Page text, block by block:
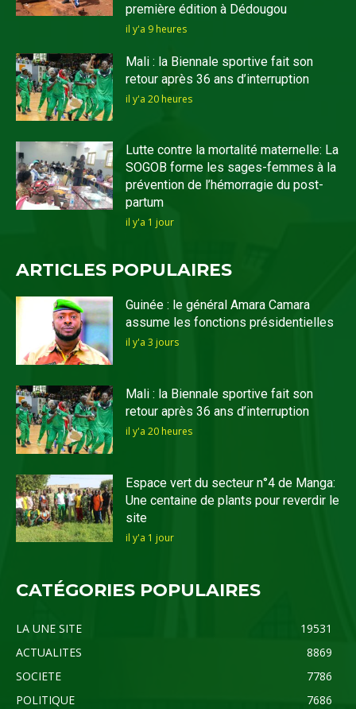
première édition à Dédougou
il y'a 9 heures
Mali : la Biennale sportive fait son
retour après 36 ans d’interruption
il y'a 20 heures
Lutte contre la mortalité maternelle: La
SOGOB forme les sages-femmes à la
prévention de l’hémorragie du post-
partum
il y'a 1 jour
ARTICLES POPULAIRES
Guinée : le général Amara Camara
assume les fonctions présidentielles
il y'a 3 jours
Mali : la Biennale sportive fait son
retour après 36 ans d’interruption
il y'a 20 heures
Espace vert du secteur n°4 de Manga:
Une centaine de plants pour reverdir le
site
il y'a 1 jour
CATÉGORIES POPULAIRES
LA UNE SITE
19531
ACTUALITES
8869
SOCIETE
7786
POLITIQUE
7686